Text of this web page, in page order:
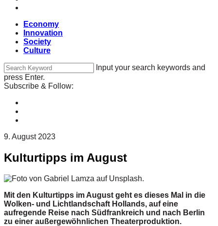
Economy
Innovation
Society
Culture
Input your search keywords and
press Enter.
Subscribe & Follow:
9. August 2023
Kulturtipps im August
Mit den Kulturtipps im August geht es dieses Mal in die
Wolken- und Lichtlandschaft Hollands, auf eine
aufregende Reise nach Südfrankreich und nach Berlin
zu einer außergewöhnlichen Theaterproduktion.